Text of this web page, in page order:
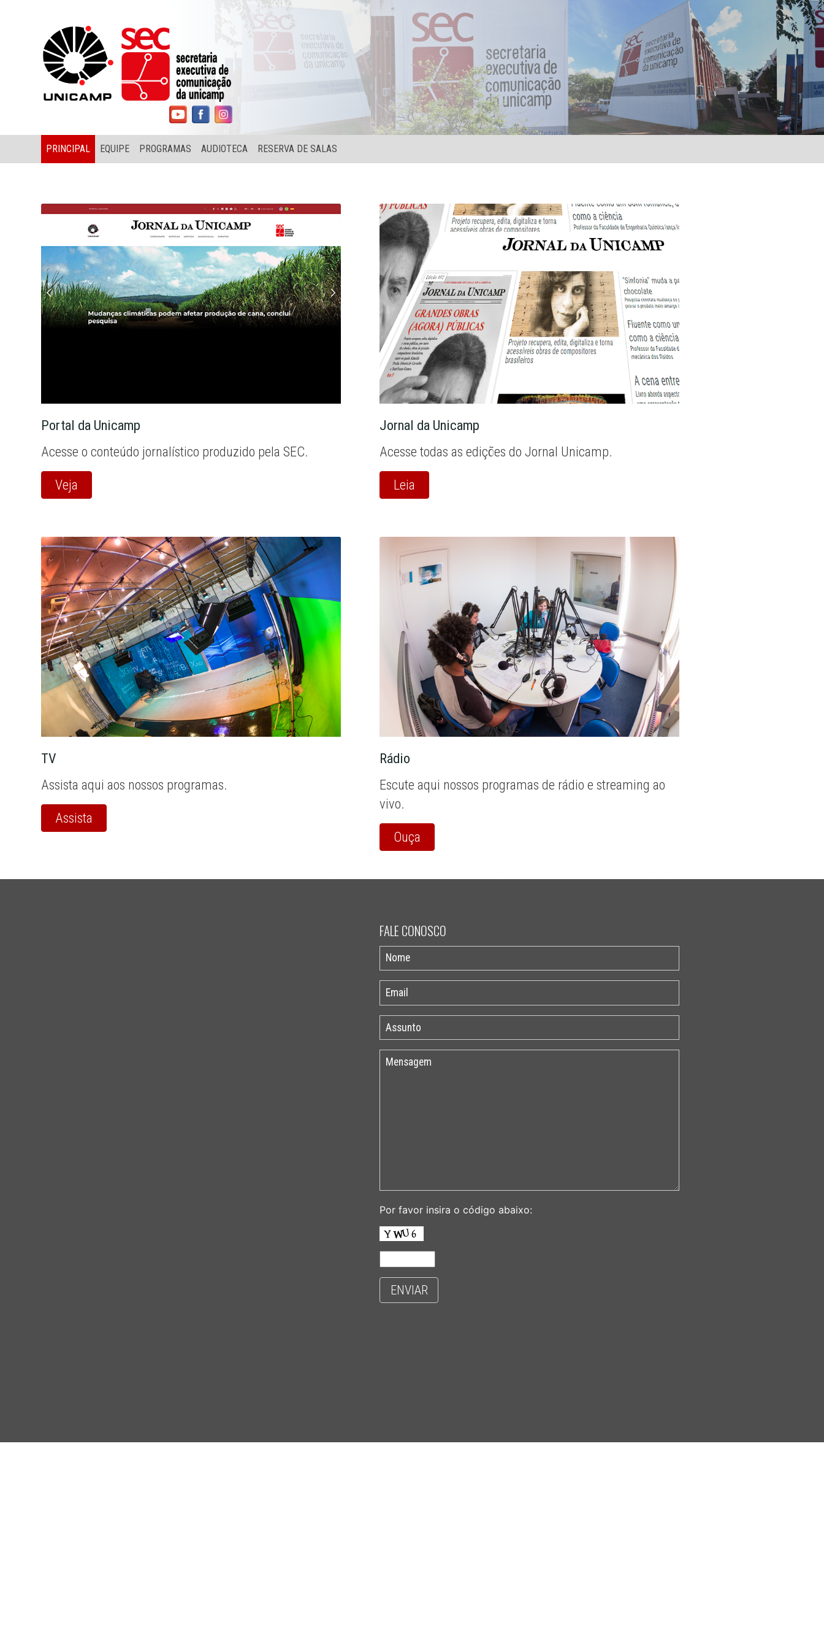
PRINCIPAL EQUIPE PROGRAMAS AUDIOTECA RESERVA DE SALAS
Portal da Unicamp
Acesse o conteúdo jornalístico produzido pela SEC.
Veja
Jornal da Unicamp
Acesse todas as edições do Jornal Unicamp.
Leia
TV
Assista aqui aos nossos programas.
Assista
Rádio
Escute aqui nossos programas de rádio e streaming ao
vivo.
Ouça
FALE CONOSCO
Por favor insira o código abaixo:
ENVIAR